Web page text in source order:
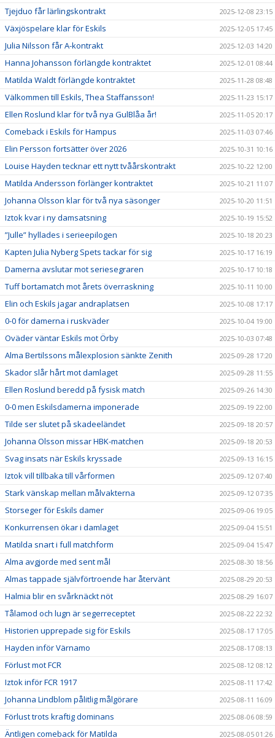
Tjejduo får lärlingskontrakt 2025-12-08 23:15
Växjöspelare klar för Eskils 2025-12-05 17:45
Julia Nilsson får A-kontrakt 2025-12-03 14:20
Hanna Johansson förlängde kontraktet 2025-12-01 08:44
Matilda Waldt förlängde kontraktet 2025-11-28 08:48
Välkommen till Eskils, Thea Staffansson! 2025-11-23 15:17
Ellen Roslund klar för två nya GulBlåa år! 2025-11-05 20:17
Comeback i Eskils för Hampus 2025-11-03 07:46
Elin Persson fortsätter över 2026 2025-10-31 10:16
Louise Hayden tecknar ett nytt tvåårskontrakt 2025-10-22 12:00
Matilda Andersson förlänger kontraktet 2025-10-21 11:07
Johanna Olsson klar för två nya säsonger 2025-10-20 11:51
Iztok kvar i ny damsatsning 2025-10-19 15:52
”Julle” hyllades i serieepilogen 2025-10-18 20:23
Kapten Julia Nyberg Spets tackar för sig 2025-10-17 16:19
Damerna avslutar mot seriesegraren 2025-10-17 10:18
Tuff bortamatch mot årets överraskning 2025-10-11 10:00
Elin och Eskils jagar andraplatsen 2025-10-08 17:17
0-0 för damerna i ruskväder 2025-10-04 19:00
Oväder väntar Eskils mot Örby 2025-10-03 07:48
Alma Bertilssons målexplosion sänkte Zenith 2025-09-28 17:20
Skador slår hårt mot damlaget 2025-09-28 11:55
Ellen Roslund beredd på fysisk match 2025-09-26 14:30
0-0 men Eskilsdamerna imponerade 2025-09-19 22:00
Tilde ser slutet på skadeeländet 2025-09-18 20:57
Johanna Olsson missar HBK-matchen 2025-09-18 20:53
Svag insats när Eskils kryssade 2025-09-13 16:15
Iztok vill tillbaka till vårformen 2025-09-12 07:40
Stark vänskap mellan målvakterna 2025-09-12 07:35
Storseger för Eskils damer 2025-09-06 19:05
Konkurrensen ökar i damlaget 2025-09-04 15:51
Matilda snart i full matchform 2025-09-04 15:47
Alma avgjorde med sent mål 2025-08-30 18:56
Almas tappade självförtroende har återvänt 2025-08-29 20:53
Halmia blir en svårknäckt nöt 2025-08-29 16:07
Tålamod och lugn är segerreceptet 2025-08-22 22:32
Historien upprepade sig för Eskils 2025-08-17 17:05
Hayden inför Värnamo 2025-08-17 08:13
Förlust mot FCR 2025-08-12 08:12
Iztok inför FCR 1917 2025-08-11 17:42
Johanna Lindblom pålitlig målgörare 2025-08-11 16:09
Förlust trots kraftig dominans 2025-08-06 08:59
Äntligen comeback för Matilda 2025-08-05 01:26